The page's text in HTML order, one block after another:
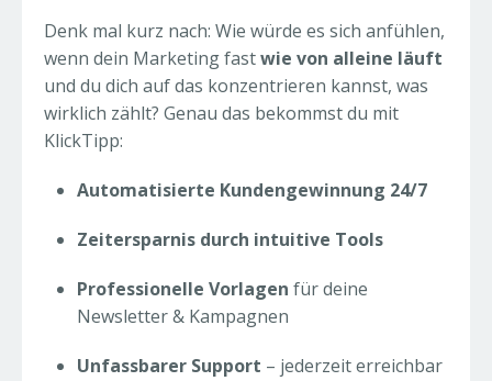
Denk mal kurz nach: Wie würde es sich anfühlen,
wenn dein Marketing fastwie von alleine läuft
und du dich auf das konzentrieren kannst, was
wirklich zählt? Genau das bekommst du mit
KlickTipp:
Automatisierte Kundengewinnung 24/7
Zeitersparnis durch intuitive Tools
Professionelle Vorlagen für deine
Newsletter & Kampagnen
Unfassbarer Support – jederzeit erreichbar